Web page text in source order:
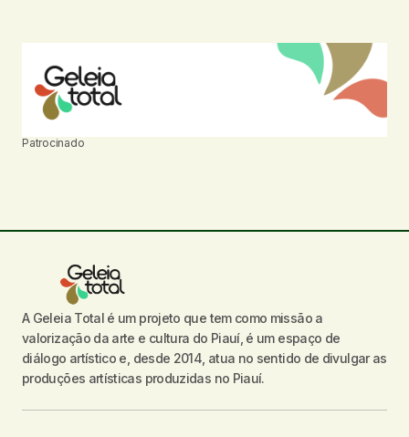
Patrocinado
A Geleia Total é um projeto que tem como missão a
valorização da arte e cultura do Piauí, é um espaço de
diálogo artístico e, desde 2014, atua no sentido de divulgar as
produções artísticas produzidas no Piauí.